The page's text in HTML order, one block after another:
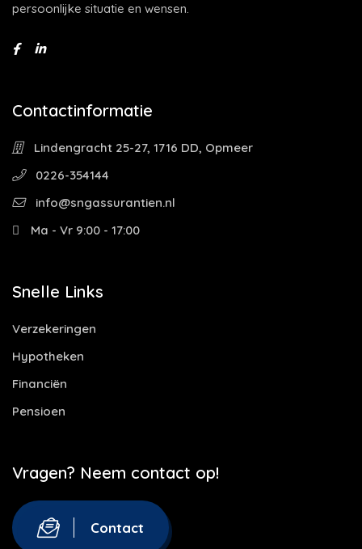
persoonlijke situatie en wensen.
Contactinformatie
Lindengracht 25-27, 1716 DD, Opmeer
0226-354144
info@sngassurantien.nl
Ma - Vr 9:00 - 17:00
Snelle Links
Verzekeringen
Hypotheken
Financiën
Pensioen
Vragen? Neem contact op!
Contact